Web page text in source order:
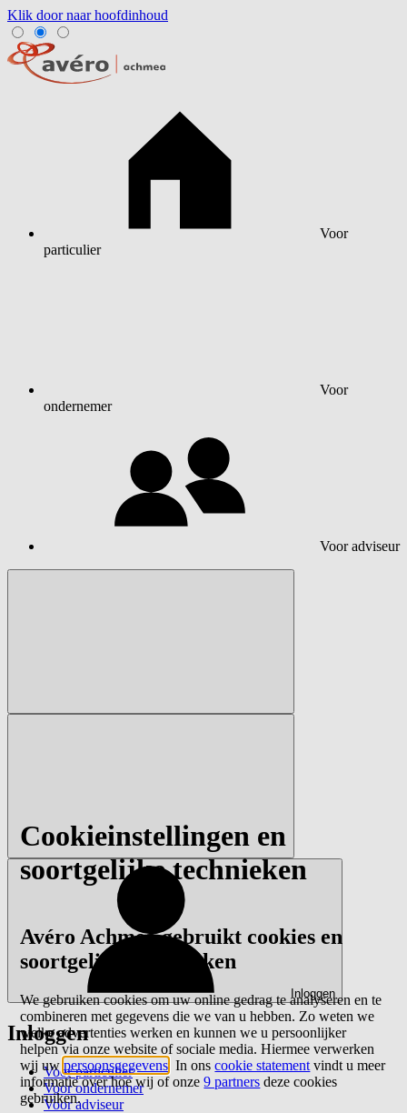
Klik door naar hoofdinhoud
Voor
particulier
Voor
ondernemer
Voor adviseur
Inloggen
Inloggen
Voor particulier
Voor ondernemer
Voor adviseur
Cookieinstellingen en
soortgelijke technieken
Avéro Achmea gebruikt cookies en
soortgelijke technieken
We gebruiken cookies om uw online gedrag te analyseren en te
combineren met gegevens die we van u hebben. Zo weten we
welke advertenties werken en kunnen we u persoonlijker
helpen via onze website of sociale media. Hiermee verwerken
wij uwpersoonsgegevens . In onscookie statement vindt u meer
informatie over hoe wij of onze9 partners deze cookies
gebruiken.